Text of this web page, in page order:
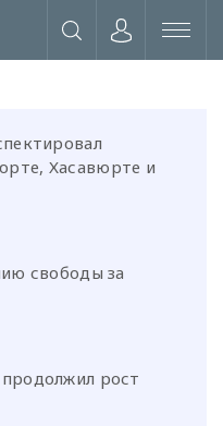
Хасавюрте и
свободы за
рост